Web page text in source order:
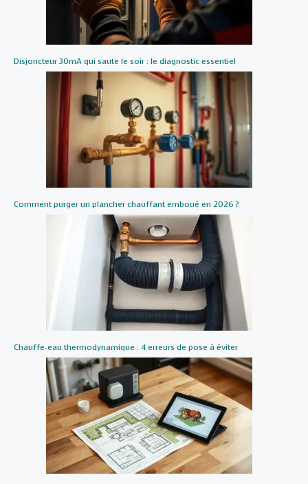
Disjoncteur 30mA qui saute le soir : le diagnostic essentiel
Comment purger un plancher chauffant emboué en 2026 ?
Chauffe-eau thermodynamique : 4 erreurs de pose à éviter